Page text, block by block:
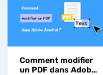
Comment modifier
un PDF dans Adobe